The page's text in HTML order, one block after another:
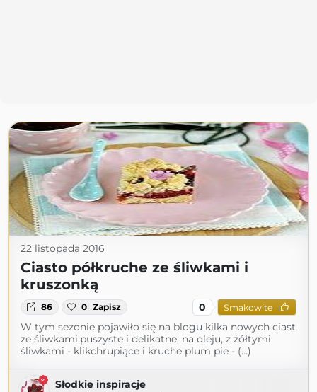
22 listopada 2016
Ciasto półkruche ze śliwkami i
kruszonką
86 0 Zapisz 0 Smakowite
W tym sezonie pojawiło się na blogu kilka nowych ciast
ze śliwkami:puszyste i delikatne, na oleju, z żółtymi
śliwkami - klikchrupiące i kruche plum pie - (...)
Słodkie inspiracje